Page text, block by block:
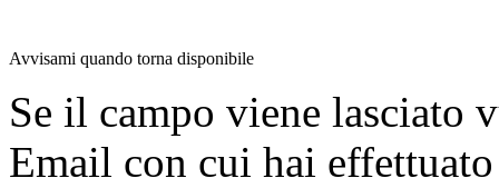
Avvisami quando torna disponibile
Se il campo viene lasciato
Email con cui hai